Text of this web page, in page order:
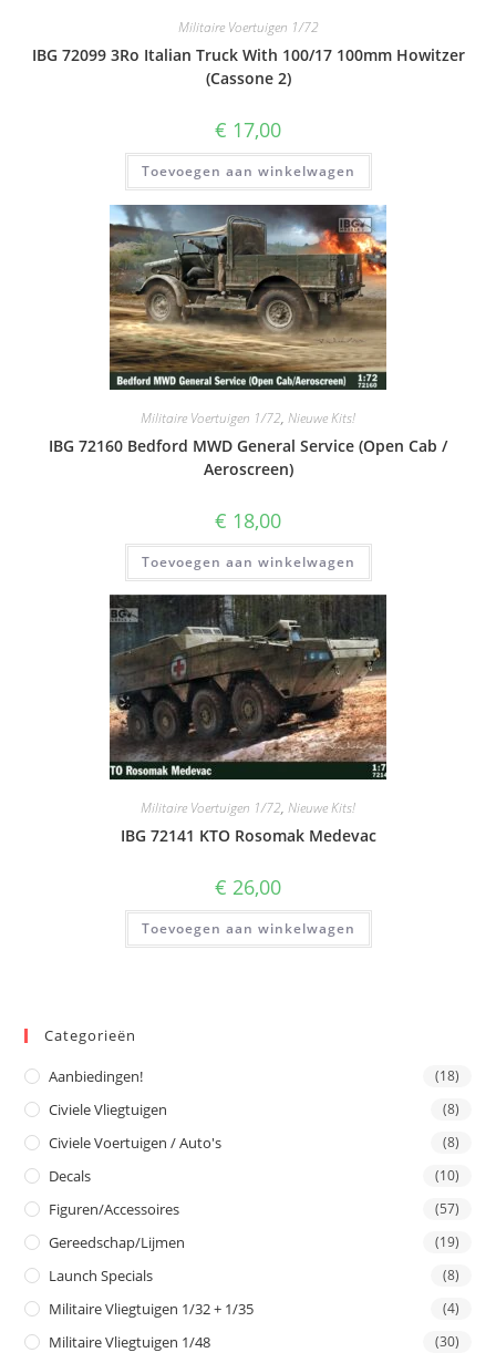
Militaire Voertuigen 1/72
IBG 72099 3Ro Italian Truck With 100/17 100mm Howitzer
(Cassone 2)
€ 17,00
Toevoegen aan winkelwagen
Militaire Voertuigen 1/72, Nieuwe Kits!
IBG 72160 Bedford MWD General Service (Open Cab /
Aeroscreen)
€ 18,00
Toevoegen aan winkelwagen
Militaire Voertuigen 1/72, Nieuwe Kits!
IBG 72141 KTO Rosomak Medevac
€ 26,00
Toevoegen aan winkelwagen
Categorieën
Aanbiedingen! (18)
Civiele Vliegtuigen (8)
Civiele Voertuigen / Auto's (8)
Decals (10)
Figuren/Accessoires (57)
Gereedschap/Lijmen (19)
Launch Specials (8)
Militaire Vliegtuigen 1/32 + 1/35 (4)
Militaire Vliegtuigen 1/48 (30)